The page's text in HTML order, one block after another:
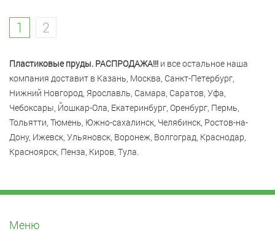
1 2
Пластиковые пруды. РАСПРОДАЖА!!! и все остальное наша
компания доставит в Казань, Москва, Санкт-Петербург,
Нижний Новгород, Ярославль, Самара, Саратов, Уфа,
Чебоксары, Йошкар-Ола, Екатеринбург, Оренбург, Пермь,
Тольятти, Тюмень, Южно-сахалинск, Челябинск, Ростов-на-
Дону, Ижевск, Ульяновск, Воронеж, Волгоград, Краснодар,
Красноярск, Пенза, Киров, Тула.
Меню